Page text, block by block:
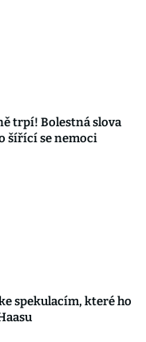
trpí! Bolestná slova
šířící se nemoci
spekulacím, které ho